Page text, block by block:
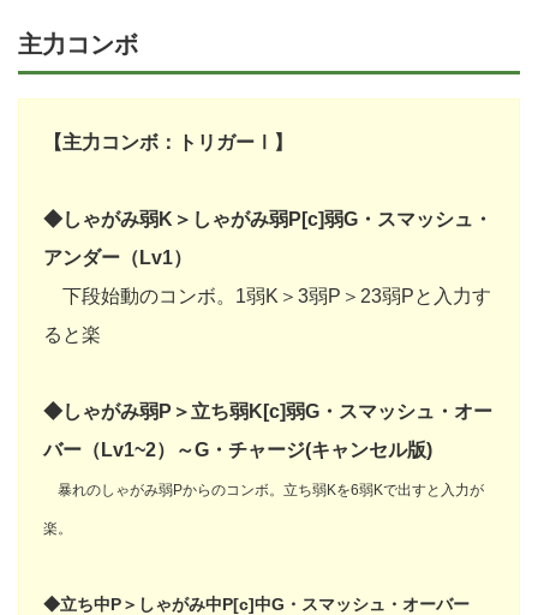
主力コンボ
【主力コンボ：トリガーⅠ】
◆しゃがみ弱K＞しゃがみ弱P[c]弱G・スマッシュ・
アンダー（Lv1）
下段始動のコンボ。1弱K＞3弱P＞23弱Pと入力す
ると楽
◆しゃがみ弱P＞立ち弱K[c]弱G・スマッシュ・オー
バー（Lv1~2）～G・チャージ(キャンセル版)
暴れのしゃがみ弱Pからのコンボ。立ち弱Kを6弱Kで出すと入力が
楽。
◆立ち中P＞しゃがみ中P[c]中G・スマッシュ・オーバー